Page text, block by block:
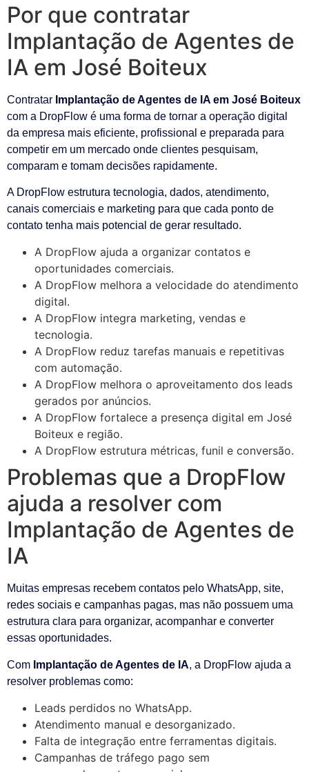
Por que contratar
Implantação de Agentes de
IA em José Boiteux
Contratar Implantação de Agentes de IA em José Boiteux
com a DropFlow é uma forma de tornar a operação digital
da empresa mais eficiente, profissional e preparada para
competir em um mercado onde clientes pesquisam,
comparam e tomam decisões rapidamente.
A DropFlow estrutura tecnologia, dados, atendimento,
canais comerciais e marketing para que cada ponto de
contato tenha mais potencial de gerar resultado.
A DropFlow ajuda a organizar contatos e
oportunidades comerciais.
A DropFlow melhora a velocidade do atendimento
digital.
A DropFlow integra marketing, vendas e
tecnologia.
A DropFlow reduz tarefas manuais e repetitivas
com automação.
A DropFlow melhora o aproveitamento dos leads
gerados por anúncios.
A DropFlow fortalece a presença digital em José
Boiteux e região.
A DropFlow estrutura métricas, funil e conversão.
Problemas que a DropFlow
ajuda a resolver com
Implantação de Agentes de
IA
Muitas empresas recebem contatos pelo WhatsApp, site,
redes sociais e campanhas pagas, mas não possuem uma
estrutura clara para organizar, acompanhar e converter
essas oportunidades.
Com Implantação de Agentes de IA, a DropFlow ajuda a
resolver problemas como:
Leads perdidos no WhatsApp.
Atendimento manual e desorganizado.
Falta de integração entre ferramentas digitais.
Campanhas de tráfego pago sem